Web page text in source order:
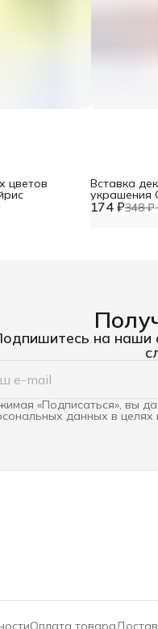
цветов
174 ₽348 ₽
Вставка
украшения
6*15 см,
на наши
«Подписаться», вы
данных в
Оплата товара